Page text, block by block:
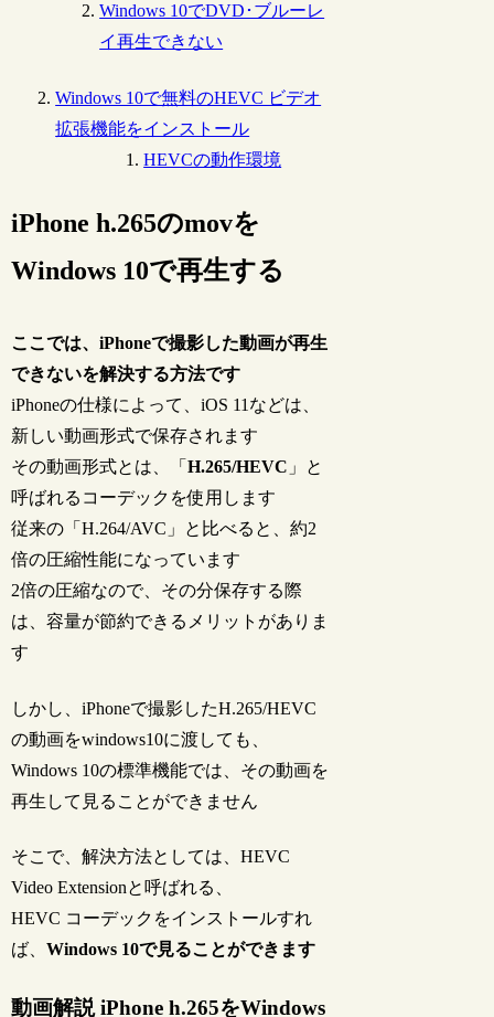
Windows 10でDVD･ブルーレ
イ再生できない
Windows 10で無料のHEVC ビデオ
拡張機能をインストール
HEVCの動作環境
iPhone h.265のmovを
Windows 10で再生する
ここでは、iPhoneで撮影した動画が再生
できないを解決する方法です
iPhoneの仕様によって、iOS 11などは、
新しい動画形式で保存されます
その動画形式とは、「H.265/HEVC 」と
呼ばれるコーデックを使用します
従来の「H.264/AVC」と比べると、約2
倍の圧縮性能になっています
2倍の圧縮なので、その分保存する際
は、容量が節約できるメリットがありま
す
しかし、iPhoneで撮影したH.265/HEVC
の動画をwindows10に渡しても、
Windows 10の標準機能では、その動画を
再生して見ることができません
そこで、解決方法としては、HEVC
Video Extensionと呼ばれる、
HEVC コーデックをインストールすれ
ば、Windows 10で見ることができます
動画解説 iPhone h.265をWindows